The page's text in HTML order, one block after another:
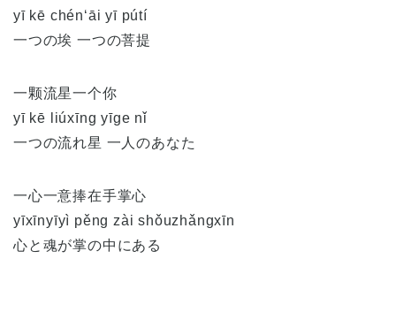
yī kē chén‘āi yī pútí
一つの埃 一つの菩提
一颗流星一个你
yī kē liúxīng yīge nǐ
一つの流れ星 一人のあなた
一心一意捧在手掌心
yīxīnyīyì pěng zài shǒuzhǎngxīn
心と魂が掌の中にある